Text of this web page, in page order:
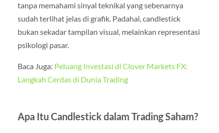
tanpa memahami sinyal teknikal yang sebenarnya
sudah terlihat jelas di grafik. Padahal, candlestick
bukan sekadar tampilan visual, melainkan representasi
psikologi pasar.
Baca Juga: Peluang Investasi di Clover Markets FX:
Langkah Cerdas di Dunia Trading
Apa Itu Candlestick dalam Trading Saham?